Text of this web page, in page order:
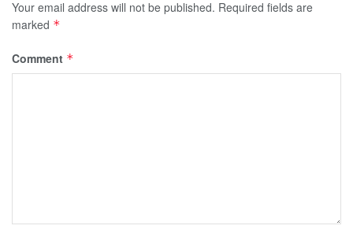
Your email address will not be published. Required fields are
marked *
Comment *